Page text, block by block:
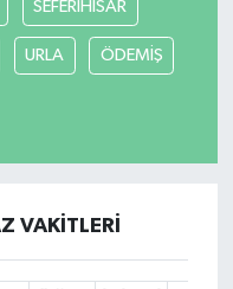
SEFERIHİSAR
URLA ÖDEMİŞ
VAKITLERI